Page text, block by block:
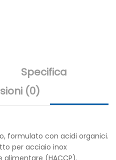
Specifica
(0)
formulato con acidi organici.
per acciaio inox
alimentare (HACCP).